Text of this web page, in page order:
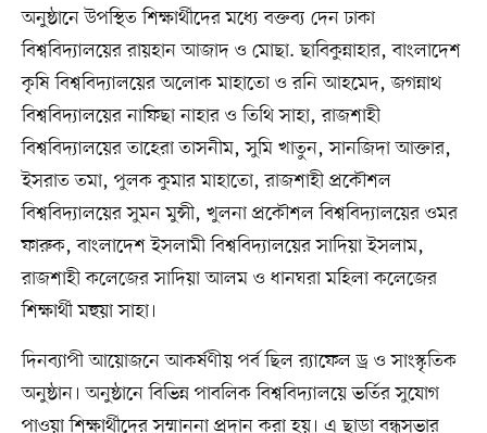
অনুষ্ঠানে উপস্থিত শিক্ষার্থীদের মধ্যে বক্তব্য দেন ঢাকা
বিশ্ববিদ্যালয়ের রায়হান আজাদ ও মোছা. ছাবিকুন্নাহার, বাংলাদেশ
কৃষি বিশ্ববিদ্যালয়ের অলোক মাহাতো ও রনি আহমেদ, জগন্নাথ
বিশ্ববিদ্যালয়ের নাফিছা নাহার ও তিথি সাহা, রাজশাহী
বিশ্ববিদ্যালয়ের তাহেরা তাসনীম, সুমি খাতুন, সানজিদা আক্তার,
ইসরাত তমা, পুলক কুমার মাহাতো, রাজশাহী প্রকৌশল
বিশ্ববিদ্যালয়ের সুমন মুন্সী, খুলনা প্রকৌশল বিশ্ববিদ্যালয়ের ওমর
ফারুক, বাংলাদেশ ইসলামী বিশ্ববিদ্যালয়ের সাদিয়া ইসলাম,
রাজশাহী কলেজের সাদিয়া আলম ও ধানঘরা মহিলা কলেজের
শিক্ষার্থী মহুয়া সাহা।
দিনব্যাপী আয়োজনে আকর্ষণীয় পর্ব ছিল র‍্যাফেল ড্র ও সাংস্কৃতিক
অনুষ্ঠান। অনুষ্ঠানে বিভিন্ন পাবলিক বিশ্ববিদ্যালয়ে ভর্তির সুযোগ
পাওয়া শিক্ষার্থীদের সম্মাননা প্রদান করা হয়। এ ছাড়া বন্ধুসভার